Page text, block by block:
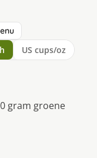
US cups/oz
gram groene